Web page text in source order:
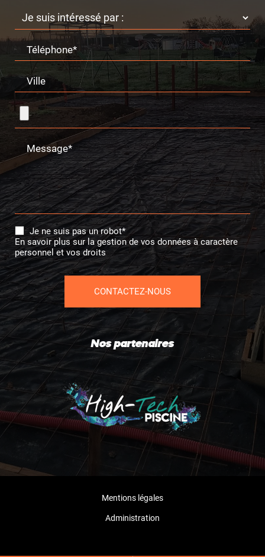
Téléphone*
Ville
Message*
Je ne suis pas un robot*
En savoir plus sur la gestion de vos données à caractère
personnel et vos droits
CONTACTEZ-NOUS
Nos partenaires
Mentions légales
Administration